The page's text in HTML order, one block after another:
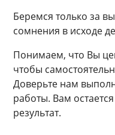
Беремся только за
сомнения в исходе
Понимаем, что Вы
чтобы
Доверьте нам
работы. Вам
результат.